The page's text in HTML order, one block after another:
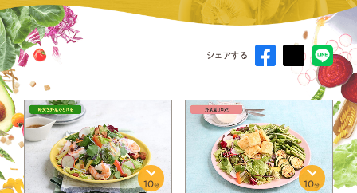
シェアする
10分 10分